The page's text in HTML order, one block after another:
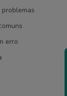
erro